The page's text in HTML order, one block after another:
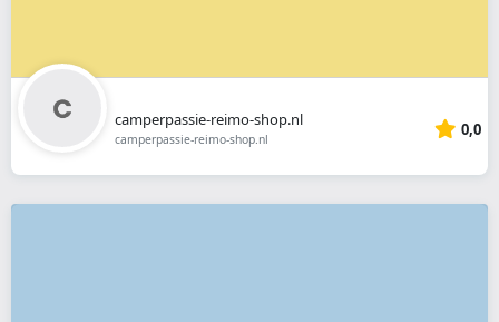
camperpassie-reimo-shop.nl
camperpassie-reimo-shop.nl 0,0